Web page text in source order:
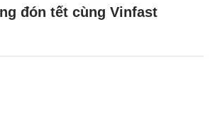
đón tết cùng Vinfast